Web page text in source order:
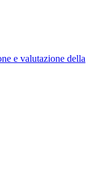
e valutazione della